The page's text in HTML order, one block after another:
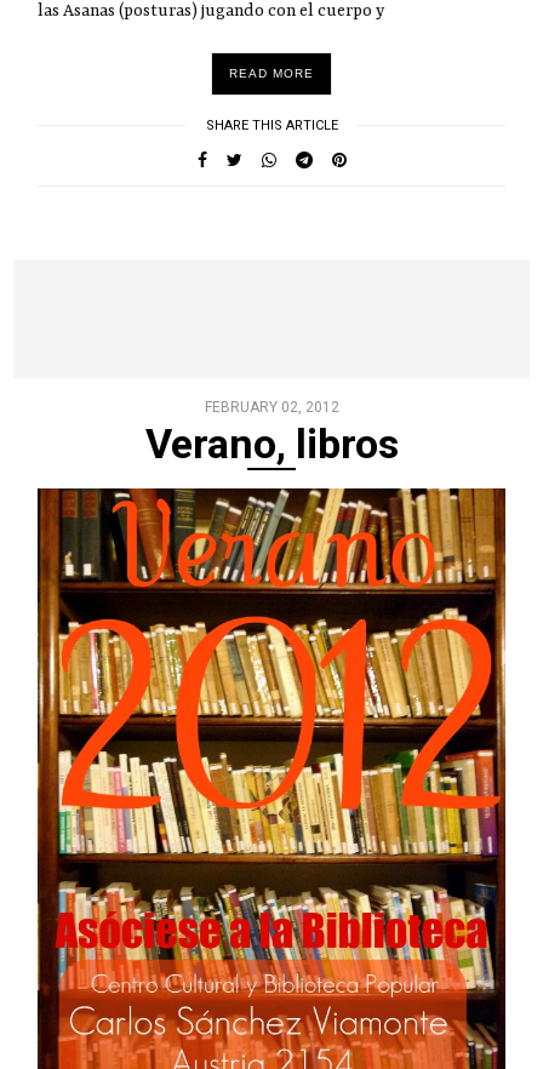
las Asanas (posturas) jugando con el cuerpo y
READ MORE
SHARE THIS ARTICLE
FEBRUARY 02, 2012
Verano, libros